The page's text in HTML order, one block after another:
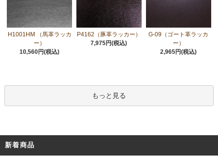
H1001HM （馬革ラッカ
ー）
10,560円(税込)
P4162（豚革ラッカー）
7,975円(税込)
G-09（ゴート革ラッカ
ー）
2,965円(税込)
もっと見る
新着商品